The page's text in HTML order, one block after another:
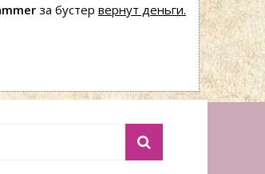
за бустер вернут деньги.